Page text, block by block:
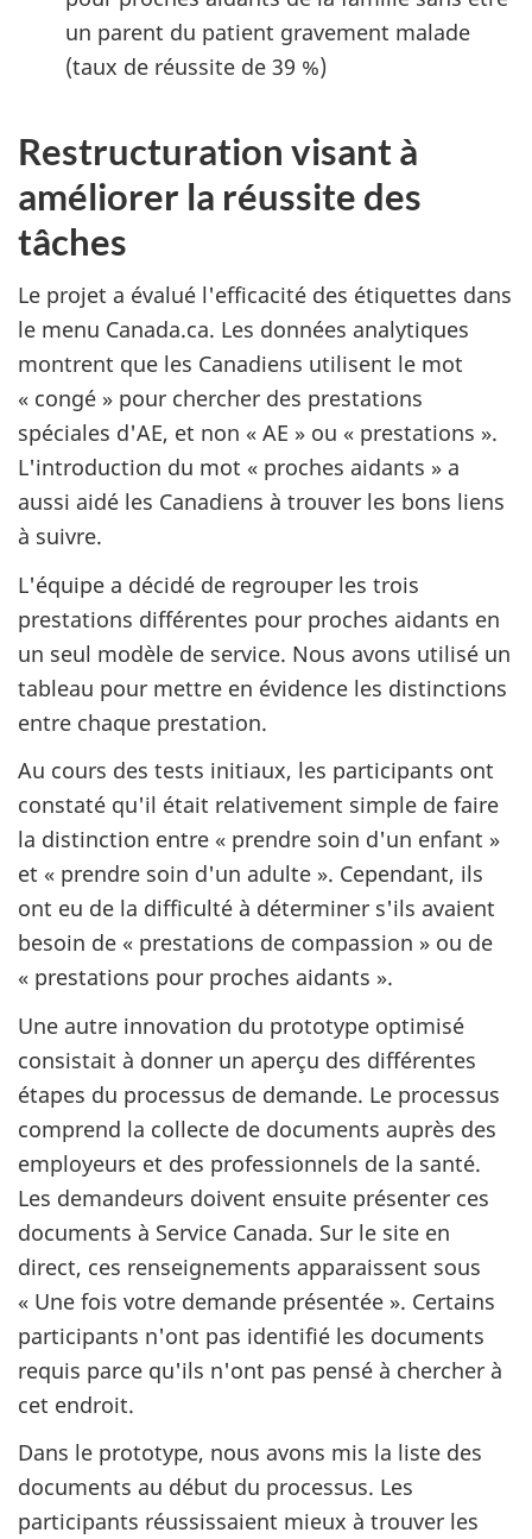
un parent du patient gravement malade
(taux de réussite de 39 %)
Restructuration visant à
améliorer la réussite des
tâches
Le projet a évalué l'efficacité des étiquettes dans
le menu Canada.ca. Les données analytiques
montrent que les Canadiens utilisent le mot
« congé » pour chercher des prestations
spéciales d'AE, et non « AE » ou « prestations ».
L'introduction du mot « proches aidants » a
aussi aidé les Canadiens à trouver les bons liens
à suivre.
L'équipe a décidé de regrouper les trois
prestations différentes pour proches aidants en
un seul modèle de service. Nous avons utilisé un
tableau pour mettre en évidence les distinctions
entre chaque prestation.
Au cours des tests initiaux, les participants ont
constaté qu'il était relativement simple de faire
la distinction entre « prendre soin d'un enfant »
et « prendre soin d'un adulte ». Cependant, ils
ont eu de la difficulté à déterminer s'ils avaient
besoin de « prestations de compassion » ou de
« prestations pour proches aidants ».
Une autre innovation du prototype optimisé
consistait à donner un aperçu des différentes
étapes du processus de demande. Le processus
comprend la collecte de documents auprès des
employeurs et des professionnels de la santé.
Les demandeurs doivent ensuite présenter ces
documents à Service Canada. Sur le site en
direct, ces renseignements apparaissent sous
« Une fois votre demande présentée ». Certains
participants n'ont pas identifié les documents
requis parce qu'ils n'ont pas pensé à chercher à
cet endroit.
Dans le prototype, nous avons mis la liste des
documents au début du processus. Les
participants réussissaient mieux à trouver les